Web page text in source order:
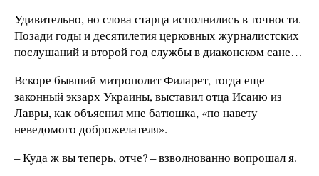
Удивительно, но слова старца исполнились в точности.
Позади годы и десятилетия церковных журналистских
послушаний и второй год службы в диаконском сане…
Вскоре бывший митрополит Филарет, тогда еще
законный экзарх Украины, выставил отца Исаию из
Лавры, как объяснил мне батюшка, «по навету
неведомого доброжелателя».
– Куда ж вы теперь, отче? – взволнованно вопрошал я.